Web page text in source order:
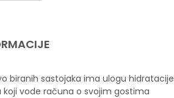
biranih sastojaka ima ulogu
vode računa o svojim gostima